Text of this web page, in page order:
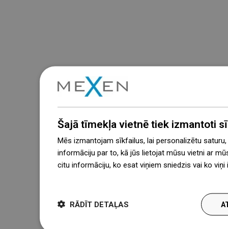
Šajā tīmekļa vietnē tiek izmantoti
Mēs izmantojam sīkfailus, lai personalizētu
informāciju par to, kā jūs lietojat mūsu vietni ar
citu informāciju, ko esat viņiem sniedzis vai ko
RĀDĪT DETAĻAS